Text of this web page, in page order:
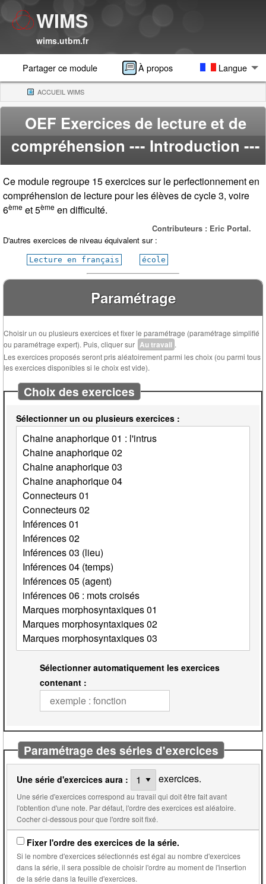
WIMS
wims.utbm.fr
Partager ce module À propos Langue
ACCUEIL WIMS(CURRENT)
OEF Exercices de lecture et de
compréhension --- Introduction ---
Ce module regroupe 15 exercices sur le perfectionnement en
compréhension de lecture pour les élèves de cycle 3, voire
6ème et 5ème en difficulté.
Contributeurs : Eric Portal.
D'autres exercices de niveau équivalent sur :
Lecture en français école
Paramétrage
Choisir un ou plusieurs exercices et fixer le paramétrage (paramétrage simplifié
ou paramétrage expert). Puis, cliquer sur Au travail .
Les exercices proposés seront pris aléatoirement parmi les choix (ou parmi tous
les exercices disponibles si le choix est vide).
Choix des exercices
Sélectionner un ou plusieurs exercices :
Sélectionner automatiquement les exercices
contenant :
Paramétrage des séries d'exercices
Une série d'exercices aura : exercices.
Une série d'exercices correspond au travail qui doit être fait avant
l'obtention d'une note. Par défaut, l'ordre des exercices est aléatoire.
Cocher ci-dessous pour que l'ordre soit fixé.
Fixer l'ordre des exercices de la série.
Si le nombre d'exercices sélectionnés est égal au nombre d'exercices
dans la série, il sera possible de choisir l'ordre au moment de l'insertion
de la série dans la feuille d'exercices.